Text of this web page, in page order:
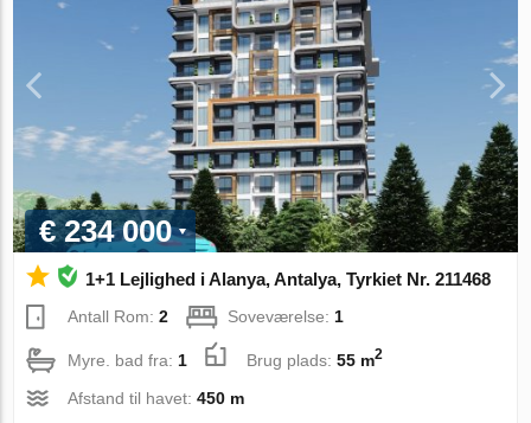
€ 234 000
1+1 Lejlighed i Alanya, Antalya, Tyrkiet Nr. 211468
Antall Rom:2 Soveværelse: 1
Myre. bad fra: 1 Brug plads:55 m2
Afstand til havet:450 m